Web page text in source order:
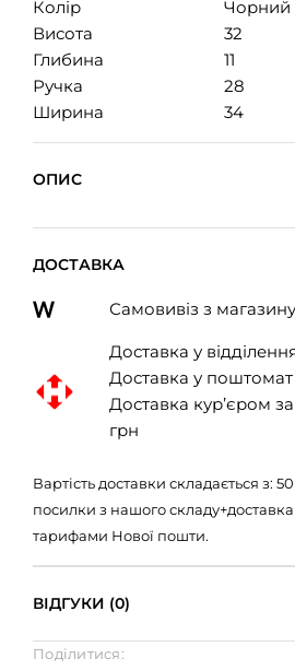
Колір
Чорний
Висота
32
Глибина
11
Ручка
28
Ширина
34
ОПИС
ДОСТАВКА
Самовивіз з
Доставка у
Доставка у поштомат
Доставка кур’єром
грн
Вартість доставки складається з:
посилки з нашого складу+доставка
тарифами Нової пошти.
ВІДГУКИ (0)
Поділитися: